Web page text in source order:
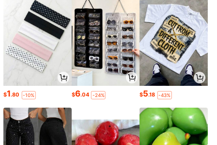
$1.80 -10% $6.04 -24% $5.18 -43%